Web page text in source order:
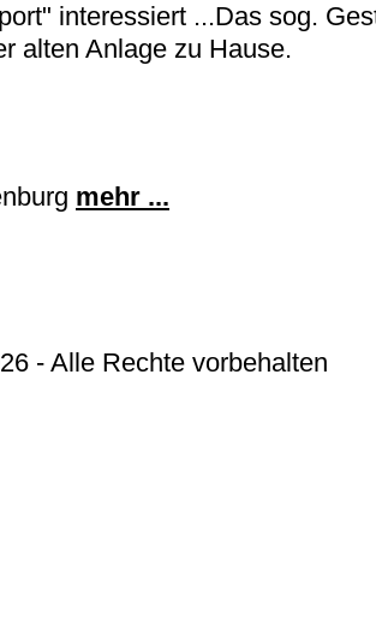
interessiert ...Das sog.
alten Anlage zu Hause.
mehr ...
- Alle Rechte vorbehalten